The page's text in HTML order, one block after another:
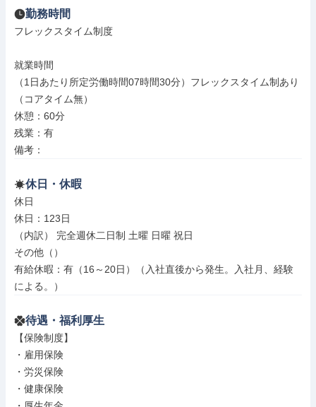
勤務時間
フレックスタイム制度
就業時間
（1日あたり所定労働時間07時間30分）フレックスタイム制あり
（コアタイム無）
休憩：60分
残業：有
備考：
休日・休暇
休日
休日：123日
（内訳） 完全週休二日制 土曜 日曜 祝日
その他（）
有給休暇：有（16～20日）（入社直後から発生。入社月、経験
による。）
待遇・福利厚生
【保険制度】
・雇用保険
・労災保険
・健康保険